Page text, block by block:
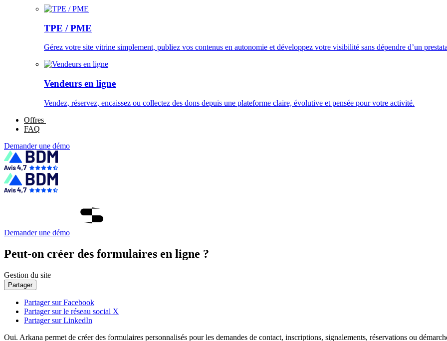
TPE / PME
Gérez votre site vitrine simplement, publiez vos contenus en autonomie et développez votre visibilité sans dépendre d’un
Vendeurs en ligne
Vendez, réservez, encaissez ou collectez des dons depuis une plateforme claire, évolutive et pensée pour votre activité.
Offres
FAQ
Demander une démo
Demander une démo
Peut-on créer des formulaires en ligne ?
Gestion du site
Partager
Partager sur Facebook
Partager sur le réseau social X
Partager sur LinkedIn
Oui. Arkana permet de créer des formulaires personnalisés pour les demandes de contact, inscriptions, signalements, réservations ou